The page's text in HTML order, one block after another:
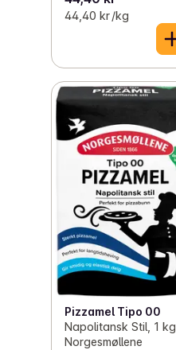
44,40 kr /kg
Pizzamel Tipo 00
Napolitansk Stil, 1 kg,
Norgesmøllene